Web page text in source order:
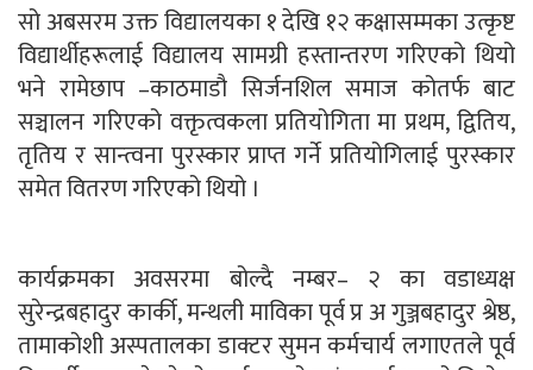
सो अबसरम उक्त विद्यालयका १ देखि १२ कक्षासम्मका उत्कृष्ट
विद्यार्थीहरूलाई विद्यालय सामग्री हस्तान्तरण गरिएको थियो
भने रामेछाप –काठमाडौ सिर्जनशिल समाज कोतर्फ बाट
सञ्चालन गरिएको वक्तृत्वकला प्रतियोगिता मा प्रथम, द्वितिय,
तृतिय र सान्त्वना पुरस्कार प्राप्त गर्ने प्रतियोगिलाई पुरस्कार
समेत वितरण गरिएको थियो ।
कार्यक्रमका अवसरमा बोल्दै नम्बर– २ का वडाध्यक्ष
सुरेन्द्रबहादुर कार्की, मन्थली माविका पूर्व प्र अ गुञ्जबहादुर श्रेष्ठ,
तामाकोशी अस्पतालका डाक्टर सुमन कर्मचार्य लगाएतले पूर्व